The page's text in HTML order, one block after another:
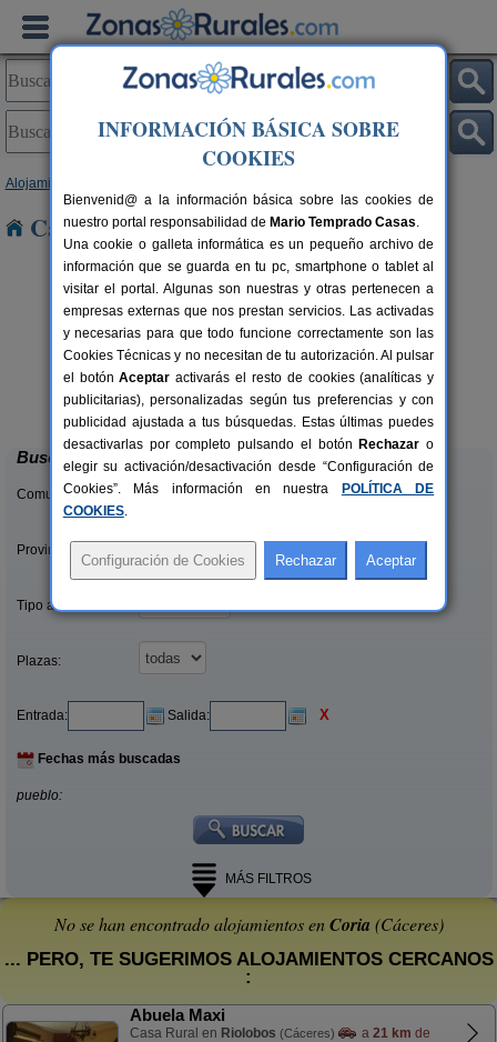
Alojamientos
Casas Rurales cerca de Coria
2-18+4 pers.
desde25 €
Casa Rural Diez Cerezos
Jarandilla de La Vera (Cáceres)
Buscar
Comunidades:
Provincias/Islas:
Tipo alquiler:
Plazas:
Entrada: Salida: X
Fechas más buscadas
pueblo:
MÁS FILTROS
No se han encontrado alojamientos enCoria (Cáceres)
... PERO, TE SUGERIMOS ALOJAMIENTOS CERCANOS
:
Abuela Maxi
Casa Rural en Riolobos (Cáceres) a 21 km de
INFORMACIÓN BÁSICA SOBRE
COOKIES
Bienvenid@ a la información básica sobre las cookies de
nuestro portal responsabilidad de Mario Temprado Casas.
Una cookie o galleta informática es un pequeño archivo de
información que se guarda en tu pc, smartphone o tablet al
visitar el portal. Algunas son nuestras y otras pertenecen a
empresas externas que nos prestan servicios. Las activadas
y necesarias para que todo funcione correctamente son las
Cookies Técnicas y no necesitan de tu autorización. Al pulsar
el botónAceptar activarás el resto de cookies (analíticas y
publicitarias), personalizadas según tus preferencias y con
publicidad ajustada a tus búsquedas. Estas últimas puedes
desactivarlas por completo pulsando el botón Rechazar o
elegir su activación/desactivación desde “Configuración de
Cookies”. Más información en nuestra
POLÍTICA DE
COOKIES.